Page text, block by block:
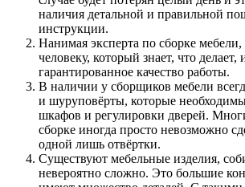
наличия детальной и правильной
инструкции.
Нанимая эксперта по сборке
человеку, который знает, что делает,
гарантированное качество работы.
В наличии у сборщиков мебели
и шуруповёрты, которые
шкафов и регулировки дверей.
сборке иногда просто невозможно
одной лишь отвёртки.
Существуют мебельные изделия,
невероятно сложно. Это большие